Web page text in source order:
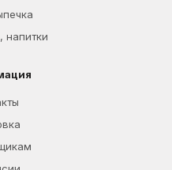
напитки